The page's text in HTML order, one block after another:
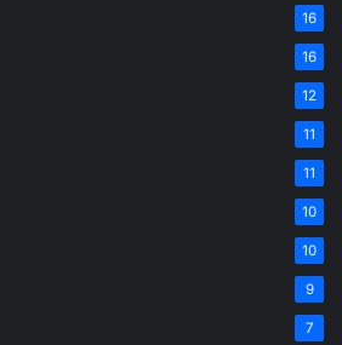
16
16
12
11
11
10
10
9
7